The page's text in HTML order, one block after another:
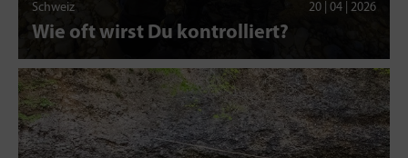
Schweiz 20 | 04 | 2026
Wie oft wirst Du kontrolliert?